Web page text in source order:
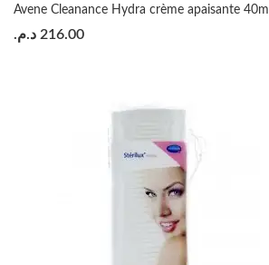
Avene Cleanance Hydra crème apaisante 40ml
216.00 د.م.